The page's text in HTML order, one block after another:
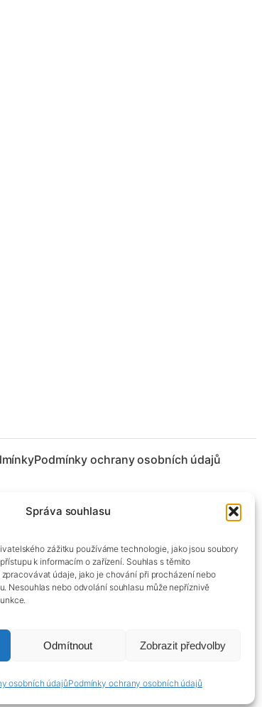
Správa souhlasu
zážitku používáme technologie, jako jsou soubory
k informacím o zařízení. Souhlas s těmito
údaje, jako je chování při procházení nebo
Nesouhlas nebo odvolání souhlasu může nepříznivě
Odmítnout Zobrazit předvolby
osobních údajůPodmínky ochrany osobních údajů
Podmínky ochrany osobních údajů